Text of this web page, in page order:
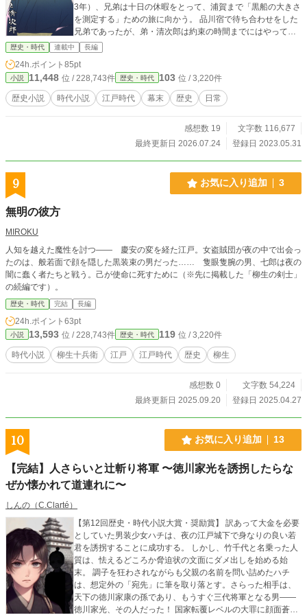
3年）、兄弟は十日の休暇をとって、浦賀まで「黒船の大きさ
を測定する」ための旅に向かう。 品川宿で待ち合わせをした
兄弟であったが、弟・清次郎は約束の時間までにはやってこ
なかった。 時は経ち――。 兄・柔太郎は学問を終えて帰郷
し、藩校で教鞭を執るようになった。 遅れて一時帰郷した清
次郎だったが、藩命による出仕を拒み、遊学の延長を望んで
いた。 ---------- 幕末期の兵学者・赤松小三郎先生と、その実
兄で教育者の芦田柔太郎のお話。 ※この作品は史実を元にし
たフィクションです。 ※時系列・人物の性格などは、史実と
歴史・時代 連載中 長編
24h.ポイント 85pt
小説 11,448 位 / 228,743件 歴史・時代 103 位 / 3,220件
歴史小説 時代小説 江戸時代 幕末 歴史 日常
感想数 19
文字数 116,677
最終更新日 2026.07.24
登録日 2023.05.31
9 お気に入り追加 3
無明の彼方
MIROKU
人知を越えた魔性を討つ―― 慶安の変を経た江戸。女盗賊団が夜の中で出会っ
たのは、般若面で顔を隠した黒装束の男だった…… 隻眼隻腕の男、七郎は夜の
闇に蠢く者たちと戦う。己が使命に死すために（※先に掲載した「柳生の剣士」
の続編です）。
歴史・時代 完結 長編
24h.ポイント 63pt
小説 13,593 位 / 228,743件 歴史・時代 119 位 / 3,220件
時代小説 柳生十兵衛 江戸 江戸時代 歴史 柳生
感想数 0
文字数 54,224
最終更新日 2025.09.20
登録日 2025.04.27
10 お気に入り追加 13
【完結】人さらいと辻斬り将軍 〜徳川家光を誘拐したらな
ぜか懐かれて道連れに〜
しんの（C.Clarté）
【第12回歴史・時代小説大賞・奨励賞】 訳あって大金を必要
としていた男装少女ハチは、夜の江戸城下で身なりの良い若
君を誘拐することに成功する。 しかし、竹千代と名乗った人
質は、怯えるどころか脅迫状の文面にダメ出しを始める始
末。 調子を狂わされながらも父親の名前を問い詰めたハチ
は、想定外の「宛先」に筆を取り落とす。さらった相手は、
天下の徳川家康の孫であり、もうすぐ三代将軍となる男――
徳川家光、その人だった！ 国家転覆レベルの大罪に顔面蒼白